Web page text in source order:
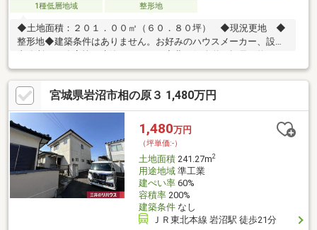
1種低層地域
整形地
◆土地面積：２０１．００㎡（６０．８０坪） ◆現況更地 ◆
整形地◆建築条件はありません。お好みのハウスメーカー、設計
０ｍ）に約１３．４ｍ接道しています。
宮城県岩沼市相の原３ 1,480万円
1,480万円
（坪単価:-）
土地面積241.27m2
用途地域準工業
建ぺい率60%
容積率200%
建築条件なし
ＪＲ東北本線 岩沼駅 徒歩21分